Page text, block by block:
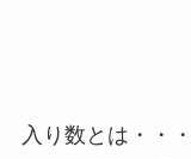
入り数とは・・